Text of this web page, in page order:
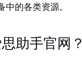
中的各类资源。
助手官网？